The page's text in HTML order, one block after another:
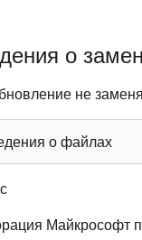
о
не
о файлах
Майкрософт